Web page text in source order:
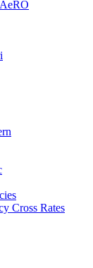
Cross Rates